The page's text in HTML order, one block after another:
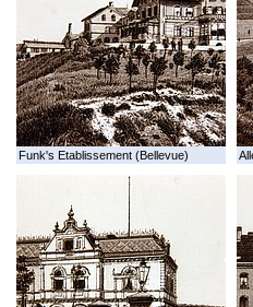
Funk's Etablissement (Bellevue)